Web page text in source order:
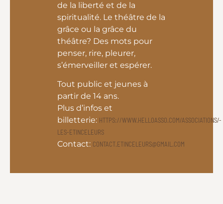
de la liberté et de la
spiritualité. Le théâtre de la
grâce ou la grâce du
théâtre? Des mots pour
penser, rire, pleurer,
s’émerveiller et espérer.
Tout public et jeunes à
partir de 14 ans.
Plus d’infos et
billetterie: HTTPS://WWW.HELLOASSO.COM/ASSOCIATIONS/-
LES-ETINCELEURS
Contact: CONTACT.ETINCELEURS@GMAIL.COM